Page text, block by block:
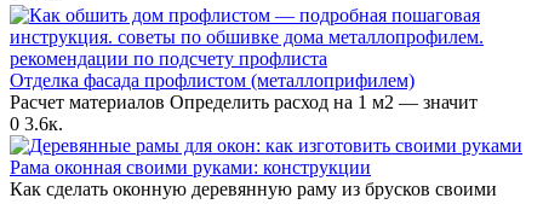
Отделка фасада профлистом (металлоприфилем)
Расчет материалов Определить расход на 1 м2 — значит
0 3.6к.
Рама оконная своими руками: конструкции
Как сделать оконную деревянную раму из брусков своими